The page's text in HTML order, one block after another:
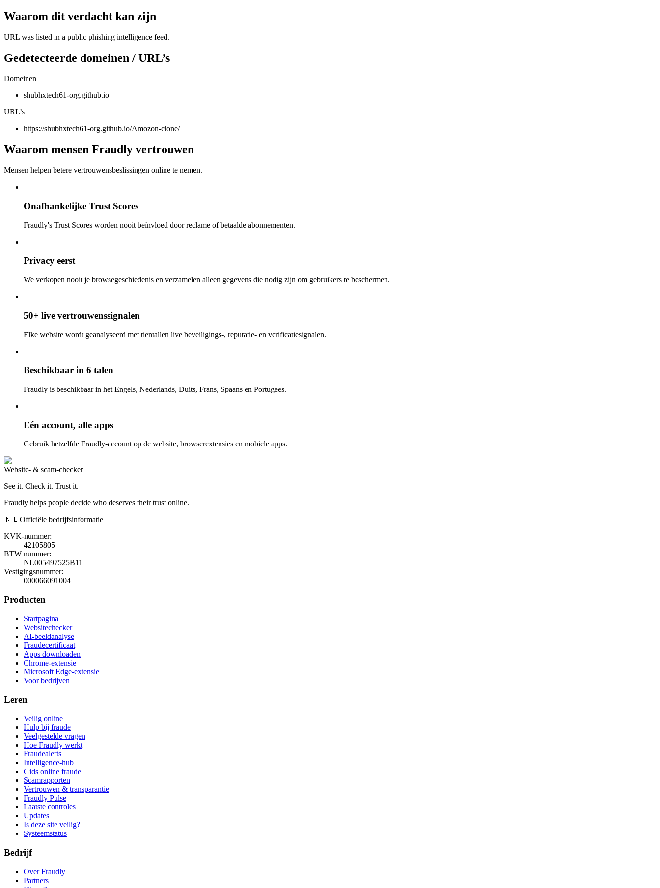
Waarom dit verdacht kan zijn
URL was listed in a public phishing intelligence feed.
Gedetecteerde domeinen / URL’s
Domeinen
shubhxtech61-org.github.io
URL’s
https://shubhxtech61-org.github.io/Amozon-clone/
Waarom mensen Fraudly vertrouwen
Mensen helpen betere vertrouwensbeslissingen online te nemen.
Onafhankelijke Trust Scores
Fraudly's Trust Scores worden nooit beïnvloed door reclame of betaalde abonnementen.
Privacy eerst
We verkopen nooit je browsegeschiedenis en verzamelen alleen gegevens die nodig zijn om gebruikers te beschermen.
50+ live vertrouwenssignalen
Elke website wordt geanalyseerd met tientallen live beveiligings-, reputatie- en verificatiesignalen.
Beschikbaar in 6 talen
Fraudly is beschikbaar in het Engels, Nederlands, Duits, Frans, Spaans en Portugees.
Eén account, alle apps
Gebruik hetzelfde Fraudly-account op de website, browserextensies en mobiele apps.
Website- & scam-checker
See it. Check it. Trust it.
Fraudly helps people decide who deserves their trust online.
🇳🇱Officiële bedrijfsinformatie
KVK-nummer:
42105805
BTW-nummer:
NL005497525B11
Vestigingsnummer:
000066091004
Producten
Startpagina
Websitechecker
AI-beeldanalyse
Fraudecertificaat
Apps downloaden
Chrome-extensie
Microsoft Edge-extensie
Voor bedrijven
Leren
Veilig online
Hulp bij fraude
Veelgestelde vragen
Hoe Fraudly werkt
Fraudealerts
Intelligence-hub
Gids online fraude
Scamrapporten
Vertrouwen & transparantie
Fraudly Pulse
Laatste controles
Updates
Is deze site veilig?
Systeemstatus
Bedrijf
Over Fraudly
Partners